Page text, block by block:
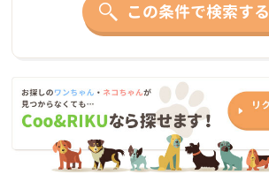
この条件で検索する